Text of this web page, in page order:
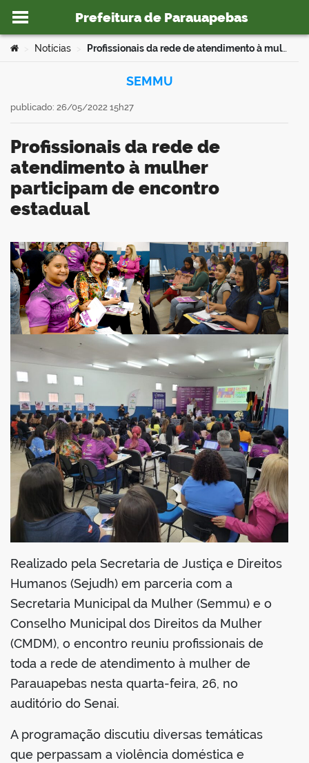
Ir para o conteúdo
Prefeitura de Parauapebas
portal
Você está aqui:
Notícias Profissionais da rede de atendimento à mulher participam de encontro estadual
SEMMU
Profissionais da rede de
atendimento à mulher
participam de encontro
estadual
publicado: 26/05/2022 15h27
Realizado pela Secretaria de Justiça e Direitos
Humanos (Sejudh) em parceria com a
Secretaria Municipal da Mulher (Semmu) e o
Conselho Municipal dos Direitos da Mulher
(CMDM), o encontro reuniu profissionais de
toda a rede de atendimento à mulher de
Parauapebas nesta quarta-feira, 26, no
auditório do Senai.
A programação discutiu diversas temáticas
que perpassam a violência doméstica e